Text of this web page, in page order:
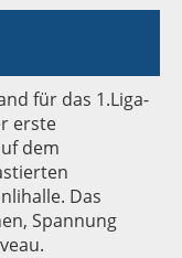
für das 1.Liga-
erste
dem
Das
Spannung